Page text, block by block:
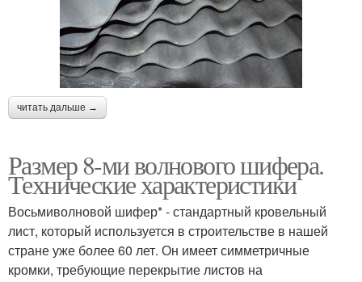
читать дальше →
Размер 8-ми волнового шифера.
Технические характеристики
Восьмиволновой шифер* - стандартный кровельный
лист, который используется в строительстве в нашей
стране уже более 60 лет. Он имеет симметричные
кромки, требующие перекрытие листов на